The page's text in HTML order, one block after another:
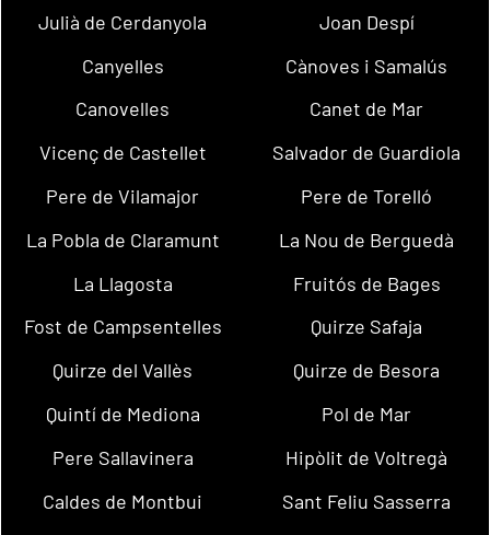
Julià de Cerdanyola
Joan Despí
Canyelles
Cànoves i Samalús
Canovelles
Canet de Mar
Vicenç de Castellet
Salvador de Guardiola
Pere de Vilamajor
Pere de Torelló
La Pobla de Claramunt
La Nou de Berguedà
La Llagosta
Fruitós de Bages
Fost de Campsentelles
Quirze Safaja
Quirze del Vallès
Quirze de Besora
Quintí de Mediona
Pol de Mar
Pere Sallavinera
Hipòlit de Voltregà
Caldes de Montbui
Sant Feliu Sasserra